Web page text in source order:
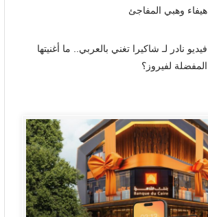
هيفاء وهبي المفاجئ
فيديو نادر لـ شاكيرا تغني بالعربي.. ما أغنيتها
المفضلة لفيروز؟